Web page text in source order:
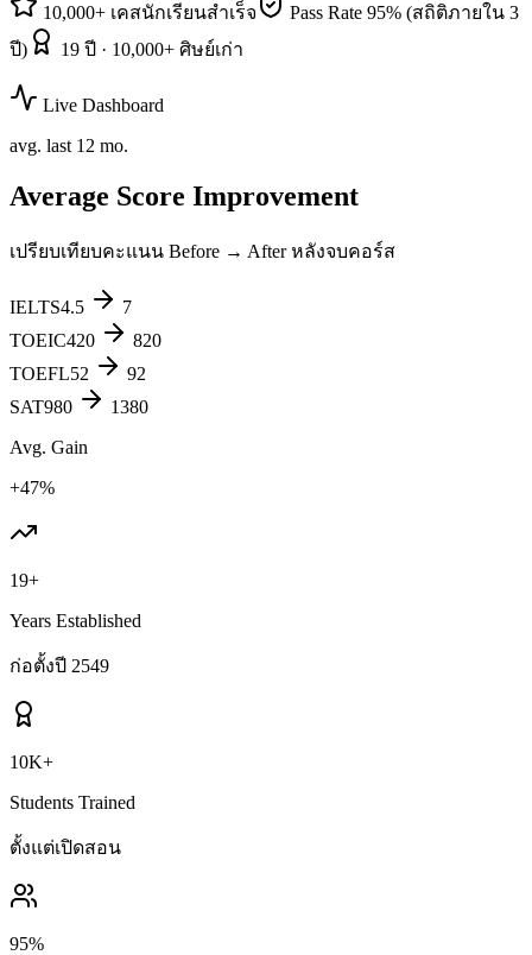
10,000+ เคสนักเรียนสำเร็จ
Pass Rate 95% (สถิติภายใน 3
ปี)
19 ปี · 10,000+ ศิษย์เก่า
Live Dashboard
avg. last 12 mo.
Average Score Improvement
เปรียบเทียบคะแนน Before → After หลังจบคอร์ส
IELTS4.5
7
TOEIC420
820
TOEFL52
92
SAT980
1380
Avg. Gain
+47%
19+
Years Established
ก่อตั้งปี 2549
10K+
Students Trained
ตั้งแต่เปิดสอน
95%